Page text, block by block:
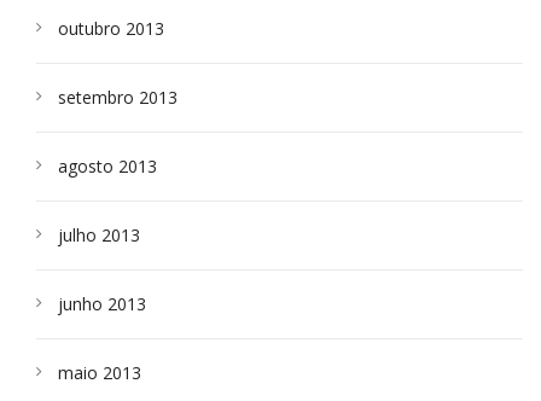
outubro 2013
setembro 2013
agosto 2013
julho 2013
junho 2013
maio 2013